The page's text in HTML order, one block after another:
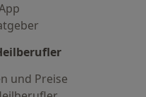
und Preise